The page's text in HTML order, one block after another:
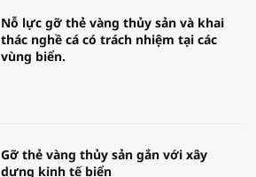
Nỗ lực gỡ thẻ vàng thủy sản và khai
thác nghề cá có trách nhiệm tại các
vùng biển.
Gỡ thẻ vàng thủy sản gắn với xây
dựng kinh tế biển